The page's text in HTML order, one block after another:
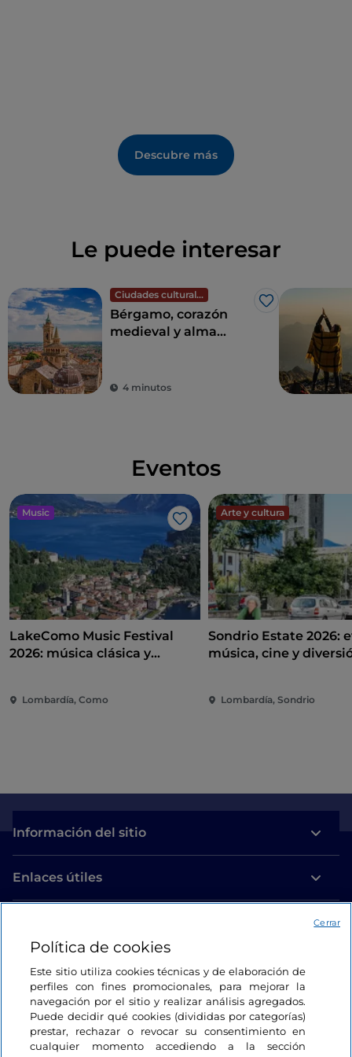
Descubre más
Le puede interesar
Ciudades culturales
Me gusta
Bérgamo, corazón
medieval y alma
4 minutos
Eventos
Music
Me gusta
LakeComo Music Festival
2026: música clásica y
Lombardía, Como
Arte y cultura
Sondrio Estate 2026:
música, cine y
Lombardía, Sondrio
Información del sitio
Enlaces útiles
Estamos en contacto
Política de cookies
Este sitio utiliza cookies técnicas y de elaboración de
perfiles con fines promocionales, para mejorar la
navegación por el sitio y realizar análisis agregados.
Puede decidir qué cookies (divididas por categorías)
prestar, rechazar o revocar su consentimiento en
cualquier momento accediendo a la sección
Cerrar